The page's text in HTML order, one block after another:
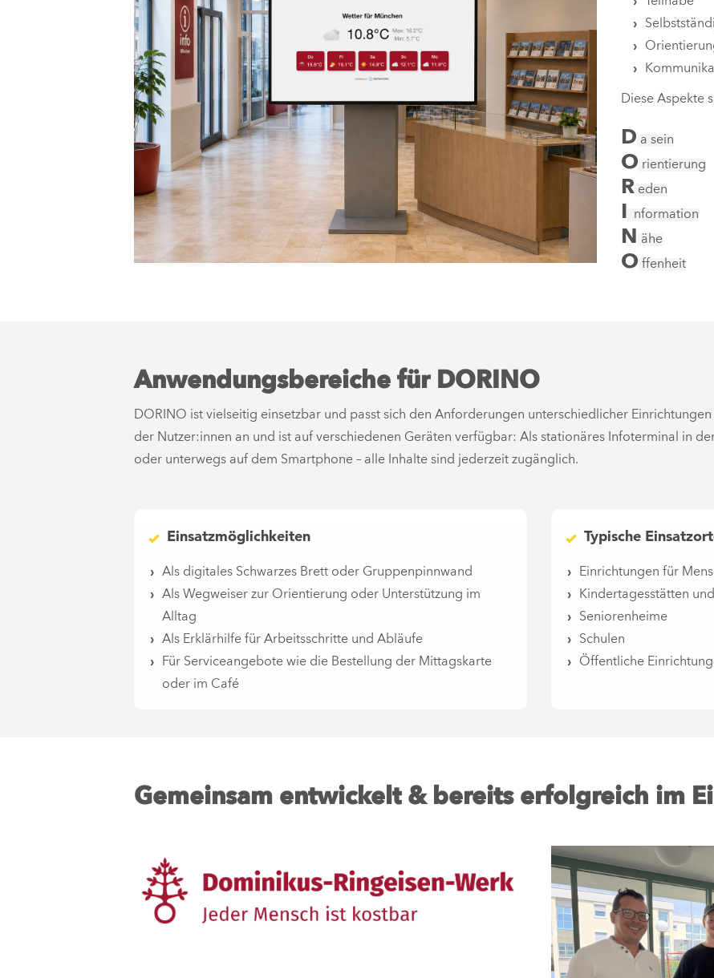
Diese Aspekte
D a sein
O rientierung
Reden
nformation
N ähe
O ffenheit
Anwendungsbereiche für DORINO
DORINO ist vielseitig einsetzbar und passt sich den Anforderungen unterschiedlicher
der Nutzer:innen an und ist auf verschiedenen Geräten verfügbar: Als stationäres Infoterminal in
oder unterwegs auf dem Smartphone – alle Inhalte sind jederzeit zugänglich.
Einsatzmöglichkeiten
Als digitales Schwarzes Brett oder Gruppenpinnwand
Als Wegweiser zur Orientierung oder Unterstützung im
Alltag
Als Erklärhilfe für Arbeitsschritte und Abläufe
Für Serviceangebote wie die Bestellung der Mittagskarte
oder im Café
Typische
Einrichtungen für
Kindertagesstätten
Seniorenheime
Schulen
Öffentliche
Gemeinsam entwickelt & bereits erfolgreich im